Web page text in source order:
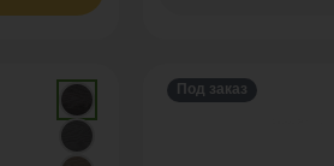
Под заказ